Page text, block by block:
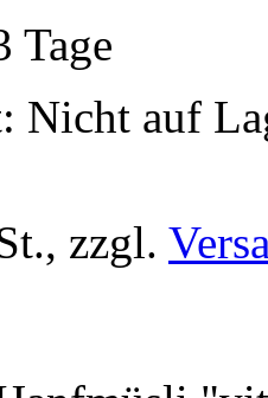
Tage
Nicht auf
, zzgl.